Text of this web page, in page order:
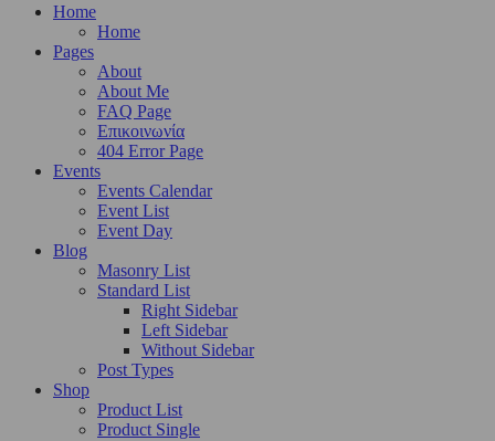
Home
Home
Pages
About
About Me
FAQ Page
Επικοινωνία
404 Error Page
Events
Events Calendar
Event List
Event Day
Blog
Masonry List
Standard List
Right Sidebar
Left Sidebar
Without Sidebar
Post Types
Shop
Product List
Product Single